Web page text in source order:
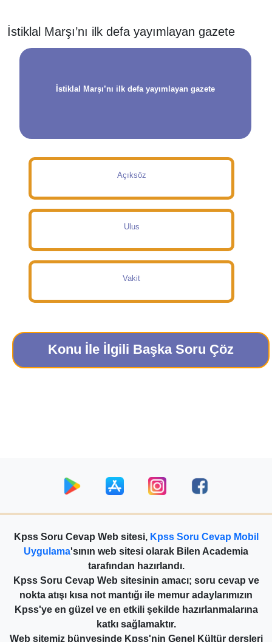
İstiklal Marşı’nı ilk defa yayımlayan gazete
İstiklal Marşı’nı ilk defa yayımlayan gazete
Açıksöz
Ulus
Vakit
Konu İle İlgili Başka Soru Çöz
Kpss Soru Cevap Web sitesi, Kpss Soru Cevap Mobil
Uygulama'sının web sitesi olarak Bilen Academia
tarafından hazırlandı.
Kpss Soru Cevap Web sitesinin amacı; soru cevap ve
nokta atışı kısa not mantığı ile memur adaylarımızın
Kpss'ye en güzel ve en etkili şekilde hazırlanmalarına
katkı sağlamaktır.
Web sitemiz bünyesinde Kpss'nin Genel Kültür dersleri